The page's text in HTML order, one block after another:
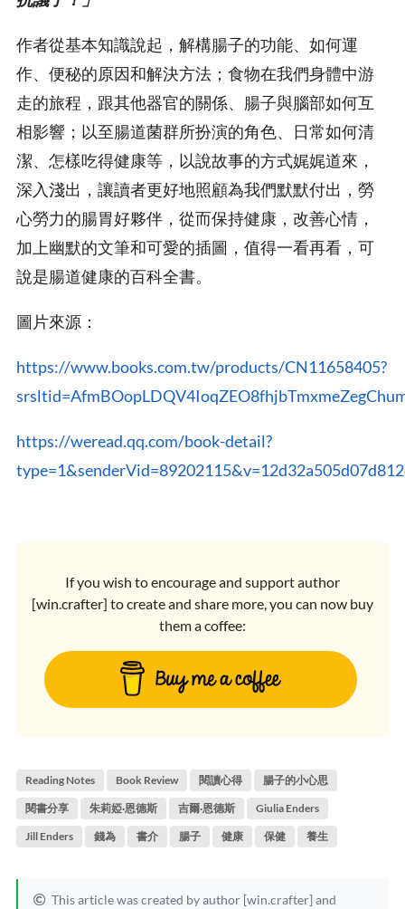
作者從基本知識說起，解構腸子的功能、如何運
作、便秘的原因和解決方法；食物在我們身體中游
走的旅程，跟其他器官的關係、腸子與腦部如何互
相影響；以至腸道菌群所扮演的角色、日常如何清
潔、怎樣吃得健康等，以說故事的方式娓娓道來，
深入淺出，讓讀者更好地照顧為我們默默付出，勞
心勞力的腸胃好夥伴，從而保持健康，改善心情，
加上幽默的文筆和可愛的插圖，值得一看再看，可
說是腸道健康的百科全書。
圖片來源：
https://www.books.com.tw/products/CN11658405?
https://weread.qq.com/book-detail?
If you wish to encourage and support author
[win.crafter] to create and share more, you can now buy
them a coffee:
Reading Notes Book Review 閱讀心得 腸子的小心思
閱書分享 朱莉婭·恩德斯 吉爾·恩德斯 Giulia Enders
Jill Enders 錢為 書介 腸子 健康 保健 養生
This article was created by author [win.crafter] and